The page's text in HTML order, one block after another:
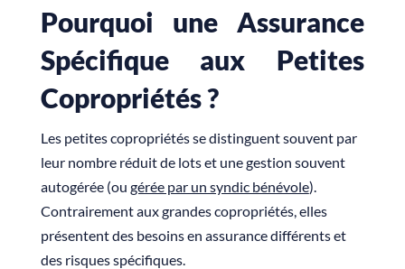
Pourquoi une Assurance
Spécifique aux Petites
Copropriétés ?
Les petites copropriétés se distinguent souvent par
leur nombre réduit de lots et une gestion souvent
autogérée (ou gérée par un syndic bénévole).
Contrairement aux grandes copropriétés, elles
présentent des besoins en assurance différents et
des risques spécifiques.